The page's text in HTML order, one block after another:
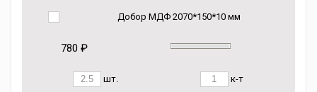
Добор МДФ 2070*150*10 мм
780 ₽
шт. к-т